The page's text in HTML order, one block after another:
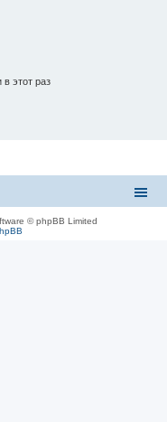
этот раз
© phpBB Limited